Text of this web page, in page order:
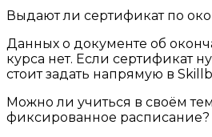
Выдают ли сертификат по
Данных о документе об
курса нет. Если сертификат
стоит задать напрямую в
Можно ли учиться в своём
фиксированное расписание?